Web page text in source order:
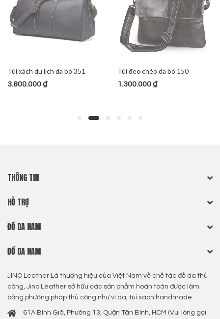
Túi xách du lịch da bò 351
3.800.000₫
Túi đeo chéo da bò 150
1.300.000₫
THÔNG TIN
HỖ TRỢ
ĐỒ DA NAM
ĐỒ DA NAM
JINO Leather Là thương hiệu của Việt Nam về chế tác đồ da thủ
công, Jino Leather sở hữu các sản phẩm hoàn toàn được làm
bằng phương pháp thủ công như ví da, túi xách handmade
61A Bình Giã, Phường 13, Quận Tân Bình, HCM (Vui lòng gọi